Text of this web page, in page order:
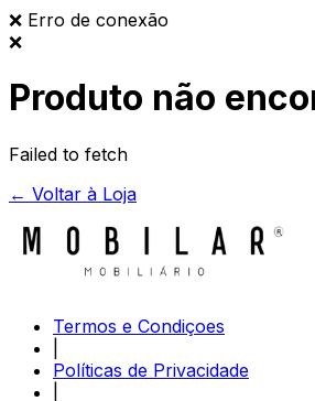
❌ Erro de conexão
❌
Produto não
Failed to fetch
← Voltar à Loja
Termos e Condiçoes
Políticas de Privacidade